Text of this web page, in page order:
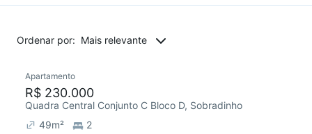
Ordenar por: Mais relevante
Chegou há 6 dias
Apartamento
R$ 230.000
Quadra Central Conjunto C Bloco D, Sobradinho
49m²
2